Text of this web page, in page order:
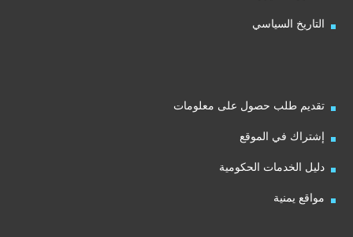
التاريخ السياسي
تقديم طلب حصول على معلومات
إشتراك في الموقع
دليل الخدمات الحكومية
مواقع يمنية